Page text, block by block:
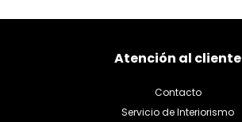
Atención al cliente
Contacto
Servicio de Interiorismo